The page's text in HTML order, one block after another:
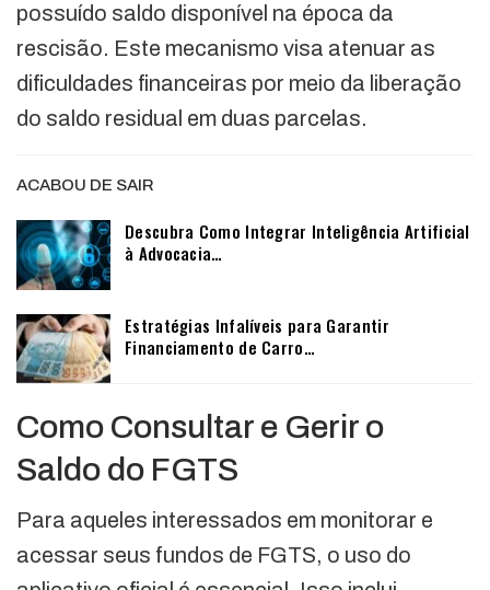
possuído saldo disponível na época da
rescisão. Este mecanismo visa atenuar as
dificuldades financeiras por meio da liberação
do saldo residual em duas parcelas.
ACABOU DE SAIR
Descubra Como Integrar Inteligência Artificial
à Advocacia…
Estratégias Infalíveis para Garantir
Financiamento de Carro…
Como Consultar e Gerir o
Saldo do FGTS
Para aqueles interessados em monitorar e
acessar seus fundos de FGTS, o uso do